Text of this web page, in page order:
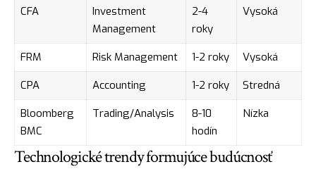
CFA
Investment
Management
2-4
roky
Vysoká
FRM Risk Management 1-2 roky
Vysoká
CPA
Accounting 1-2 roky
Stredná
Bloomberg
BMC
Trading/Analysis
8-10
hodín
Nízka
Technologické trendy formujúce budúcnosť